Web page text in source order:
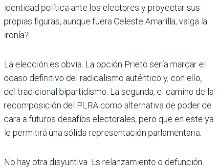
identidad política ante los electores y proyectar sus
propias figuras, aunque fuera Celeste Amarilla, valga la
ironía?
La elección es obvia. La opción Prieto sería marcar el
ocaso definitivo del radicalismo auténtico y, con ello,
del tradicional bipartidismo. La segunda, el camino de la
recomposición del PLRA como alternativa de poder de
cara a futuros desafíos electorales, pero que en este ya
le permitirá una sólida representación parlamentaria.
No hay otra disyuntiva. Es relanzamiento o defunción.